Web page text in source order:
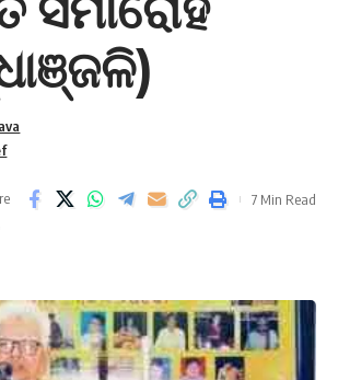
7 Min Read